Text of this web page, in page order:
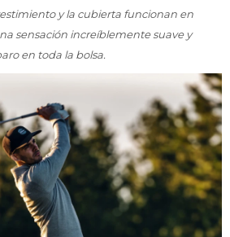
y la cubierta funcionan en
sensación increíblemente suave y
en toda la bolsa.